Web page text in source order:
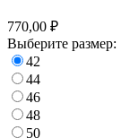
770,00 ₽
Выберите размер:
42
44
46
48
50